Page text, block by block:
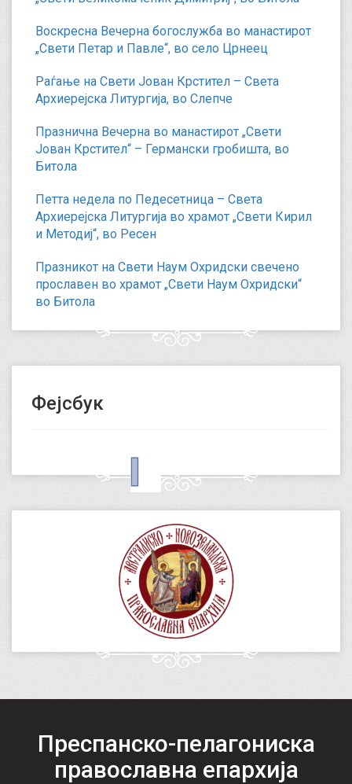
Воскресна Вечерна богослужба во манастирот
„Свети Петар и Павле“, во село Црнеец
Раѓање на Свети Јован Крстител – Света
Архиерејска Литургија, во Слепче
Празнична Вечерна во манастирот „Свети
Јован Крстител“ – Германски гробишта, во
Битола
Петта недела по Педесетница – Света
Архиерејска Литургија во храмот „Свети Кирил
и Методиј“, во Ресен
Празникот на Свети Наум Охридски свечено
прославен во храмот „Свети Наум Охридски“
во Битола
Фејсбук
Преспанско-пелагониска
православна епархија